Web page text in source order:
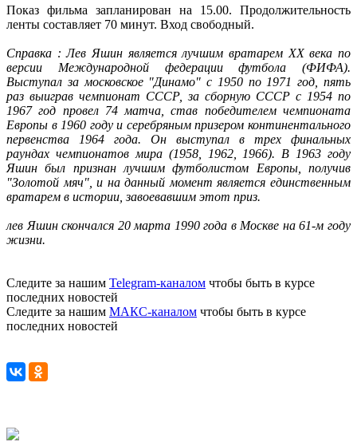
Показ фильма запланирован на 15.00. Продолжительность
ленты составляет 70 минут. Вход свободный.
Справка : Лев Яшин является лучшим вратарем XX века по
версии Международной федерации футбола (ФИФА).
Выступал за московское "Динамо" с 1950 по 1971 год, пять
раз выиграв чемпионат СССР, за сборную СССР с 1954 по
1967 год провел 74 матча, став победителем чемпионата
Европы в 1960 году и серебряным призером континентального
первенства 1964 года. Он выступал в трех финальных
раундах чемпионатов мира (1958, 1962, 1966). В 1963 году
Яшин был признан лучшим футболистом Европы, получив
"Золотой мяч", и на данный момент является единственным
вратарем в истории, завоевавшим этот приз.
лев Яшин скончался 20 марта 1990 года в Москве на 61-м году
жизни.
Следите за нашим Telegram-каналом чтобы быть в курсе
последних новостей
Следите за нашим МАКС-каналом чтобы быть в курсе
последних новостей